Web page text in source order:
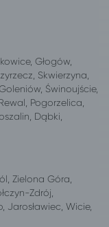
Głogów,
Skwierzyna,
Świnoujście,
Pogorzelica,
Dąbki,
Zielona Góra,
Zdrój,
Jarosławiec, Wicie,